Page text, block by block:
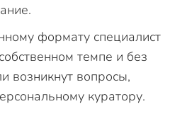
формату специалист
темпе и без
возникнут вопросы,
куратору.